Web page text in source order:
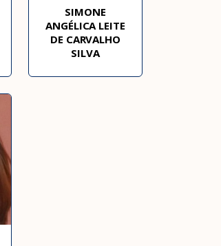
SIMONE
ANGÉLICA LEITE
DE CARVALHO
SILVA